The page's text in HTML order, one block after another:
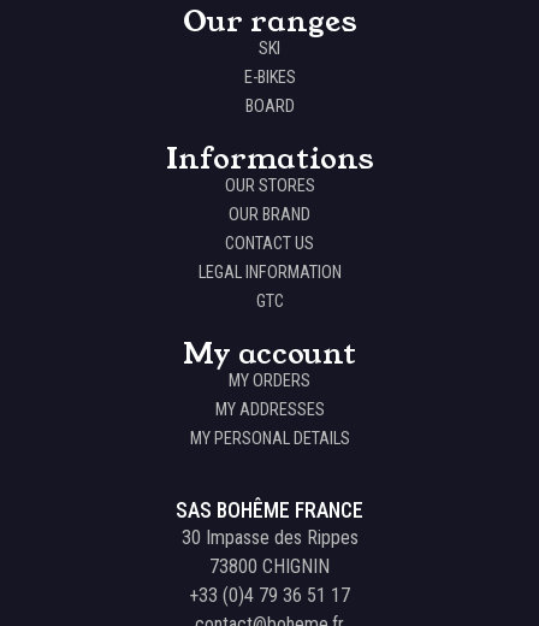
Our ranges
SKI
E-BIKES
BOARD
Informations
OUR STORES
OUR BRAND
CONTACT US
LEGAL INFORMATION
GTC
My account
MY ORDERS
MY ADDRESSES
MY PERSONAL DETAILS
SAS BOHÊME FRANCE
30 Impasse des Rippes
73800 CHIGNIN
+33 (0)4 79 36 51 17